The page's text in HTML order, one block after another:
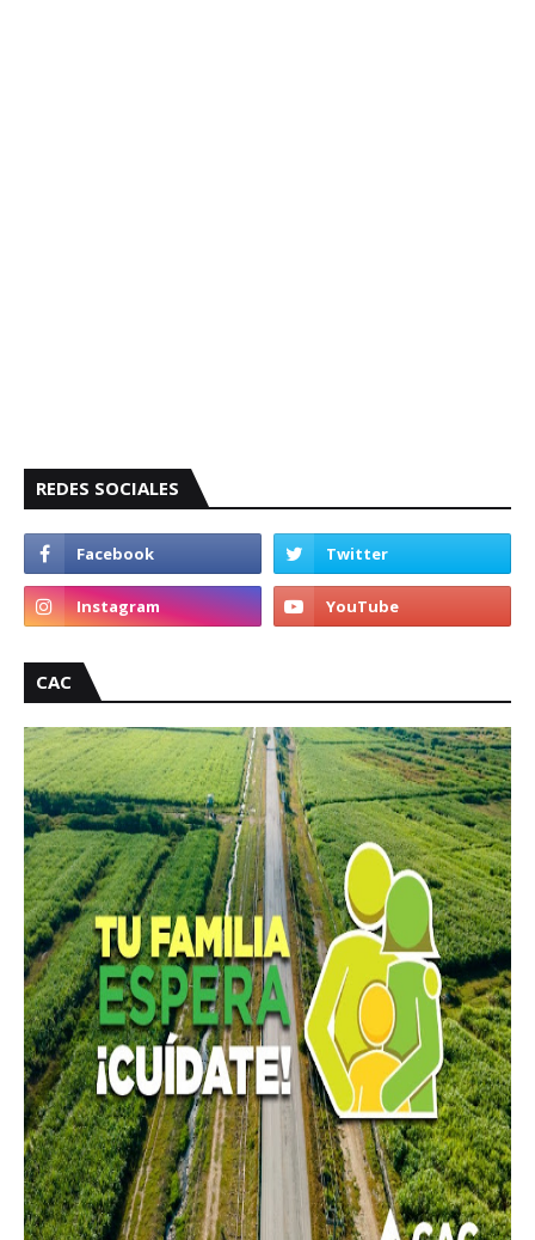
REDES SOCIALES
CAC